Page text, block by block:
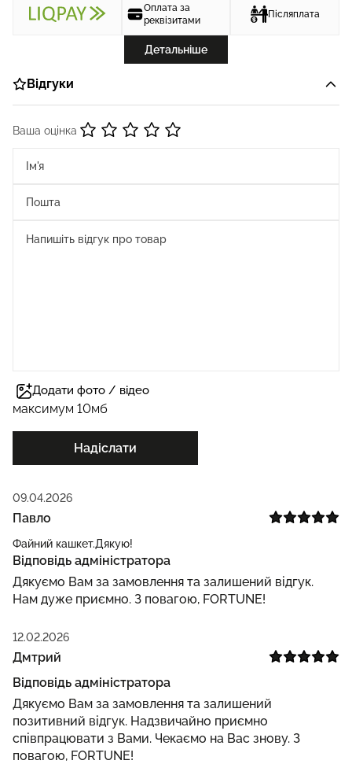
Оплата за
реквізитами
Післяплата
Детальніше
Відгуки
Ваша оцінка
Додати фото / відео
максимум 10мб
Надіслати
09.04.2026
Павло
Файний кашкет.Дякую!
Відповідь адміністратора
Дякуємо Вам за замовлення та залишений відгук.
Нам дуже приємно. З повагою, FORTUNE!
12.02.2026
Дмтрий
Відповідь адміністратора
Дякуємо Вам за замовлення та залишений
позитивний відгук. Надзвичайно приємно
співпрацювати з Вами. Чекаємо на Вас знову. З
повагою, FORTUNE!